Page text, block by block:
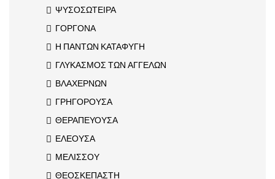
ΨΥΣΟΣΩΤΕΙΡΑ
ΓΟΡΓΟΝΑ
Η ΠΑΝΤΩΝ ΚΑΤΑΦΥΓΗ
ΓΛΥΚΑΣΜΟΣ ΤΩΝ ΑΓΓΕΛΩΝ
ΒΛΑΧΕΡΝΩΝ
ΓΡΗΓΟΡΟΥΣΑ
ΘΕΡΑΠΕΥΟΥΣΑ
ΕΛΕΟΥΣΑ
ΜΕΛΙΣΣΟΥ
ΘΕΟΣΚΕΠΑΣΤΗ